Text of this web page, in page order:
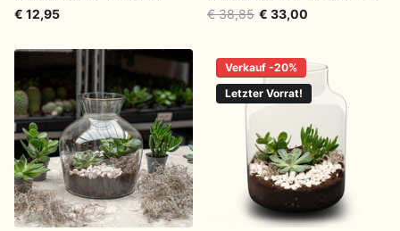
€ 12,95
€ 38,85 € 33,00
Verkauf -20%
Letzter Vorrat!